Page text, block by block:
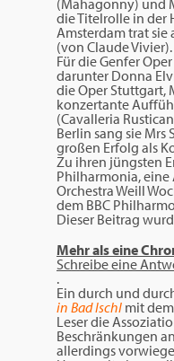
(Mahagonny) und
die Titelrolle in der
Amsterdam trat sie
(von Claude
Für die Genfer
darunter Donna
die Oper Stuttgart,
konzertante
(Cavalleria
Berlin sang sie
großen Erfolg als
Zu ihren jüngsten
Philharmonia, eine
Orchestra Weill
dem BBC
Dieser Beitrag
Mehr als eine
Schreibe eine
.
Ein durch und
in Bad Ischl mit
Leser die
Beschränkungen
allerdings